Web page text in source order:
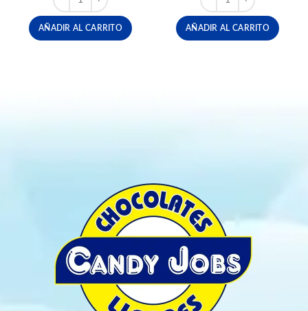
AÑADIR AL CARRITO AÑADIR AL CARRITO